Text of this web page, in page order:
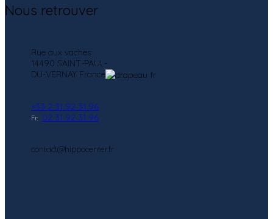
Nous retrouver
Rue aux vaches
14490 SAINT-PAUL-
DU-VERNAY France
+33 2 31 92 31 96
Fr: 02 31 92 31 96
contact@hippocenter.fr